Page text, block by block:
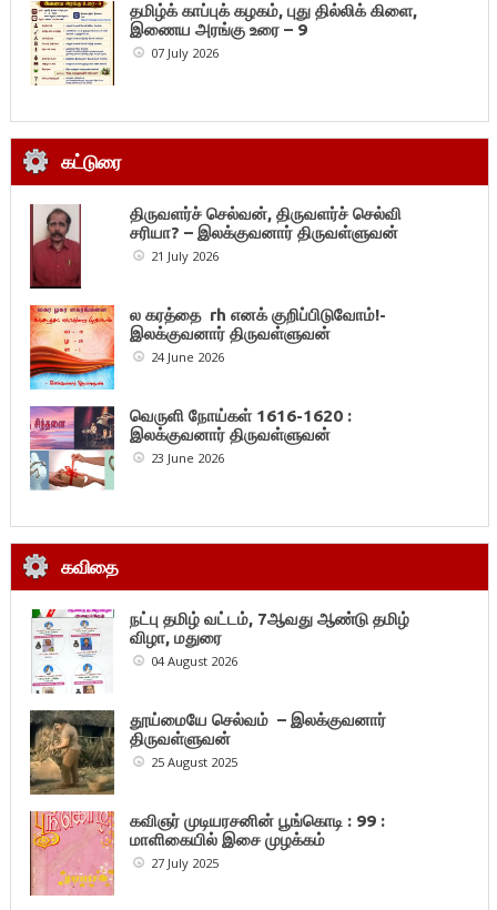
தமிழ்க் காப்புக் கழகம், புது தில்லிக் கிளை,
இணைய அரங்கு உரை – 9
07 July 2026
கட்டுரை
திருவளர்ச் செல்வன், திருவளர்ச் செல்வி
சரியா? – இலக்குவனார் திருவள்ளுவன்
21 July 2026
ல கரத்தை rh எனக் குறிப்பிடுவோம்!-
இலக்குவனார் திருவள்ளுவன்
24 June 2026
வெருளி நோய்கள் 1616-1620 :
இலக்குவனார் திருவள்ளுவன்
23 June 2026
கவிதை
நட்பு தமிழ் வட்டம், 7ஆவது ஆண்டு தமிழ்
விழா, மதுரை
04 August 2026
தூய்மையே செல்வம் – இலக்குவனார்
திருவள்ளுவன்
25 August 2025
கவிஞர் முடியரசனின் பூங்கொடி : 99 :
மாளிகையில் இசை முழக்கம்
27 July 2025